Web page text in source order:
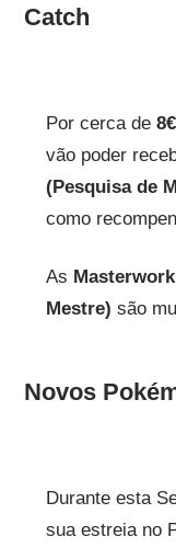
Catch
Por cerca de 8€
vão poder
(Pesquisa de
como
As
Mestre) são
Novos
Durante esta
sua estreia no